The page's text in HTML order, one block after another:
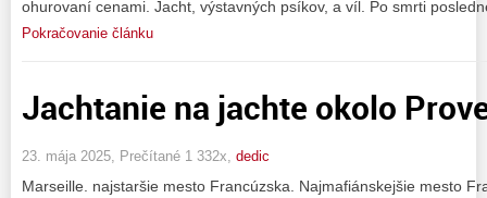
ohurovaní cenami. Jacht, výstavných psíkov, a víl. Po smrti
Pokračovanie článku
Jachtanie na jachte okolo
23. mája 2025, Prečítané 1 332x, dedic
Marseille. najstaršie mesto Francúzska. Najmafiánskejšie mesto